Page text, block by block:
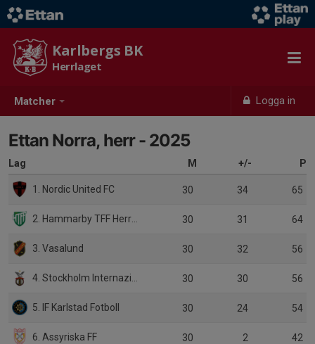
Matcher Logga in
Karlbergs BK
Herrlaget
Ettan Norra, herr - 2025
Lag M +/- P
1. Nordic United FC 30 34 65
2. Hammarby TFF Herrfotboll 30 31 64
3. Vasalund 30 32 56
4. Stockholm Internazionale 30 30 56
5. IF Karlstad Fotboll 30 24 54
6. Assyriska FF 30 2 42